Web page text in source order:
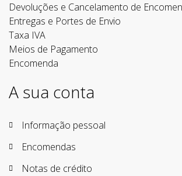
Devoluções e Cancelamento de
Entregas e Portes de Envio
Taxa IVA
Meios de Pagamento
Encomenda
A sua conta
Informação pessoal
Encomendas
Notas de crédito